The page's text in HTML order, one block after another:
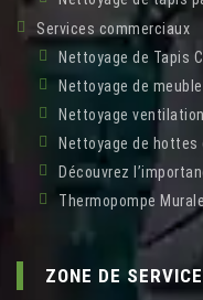
Services commerciaux
Nettoyage de Tapis
Nettoyage de
Nettoyage
Nettoyage de hottes
Découvrez
Thermopompe Murale
ZONE DE SERVICE